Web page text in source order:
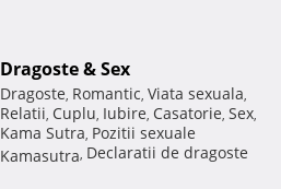
Dragoste & Sex
Dragoste, Romantic, Viata sexuala,
Relatii, Cuplu, Iubire, Casatorie, Sex,
Kama Sutra, Pozitii sexuale
Kamasutra, Declaratii de dragoste